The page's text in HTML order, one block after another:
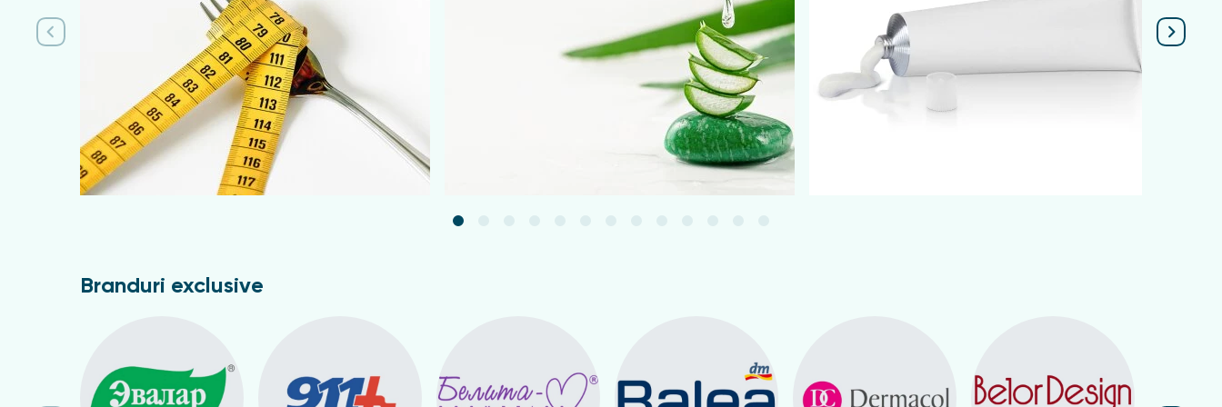
Capsule moi din gelatină cu greutatea de 0,65 g.
Compoziție
Ulei de cocos, ubichinonă (coenzima Q10), lecitină, gelatină, glicerină, sirop de sorbitol, coloranți (oxizi de fier).
Conținutul de ingredient activ într-o capsulă:
Coenzima Q10 — 100 mg
Durata tratamentului este de 1 lună. Dacă este necesar, tratamentul poate fi repetat.
Sensibilitate individuală la componentele produsului, sarcină, perioada de alăptare.
Подробнее
Branduri exclusive